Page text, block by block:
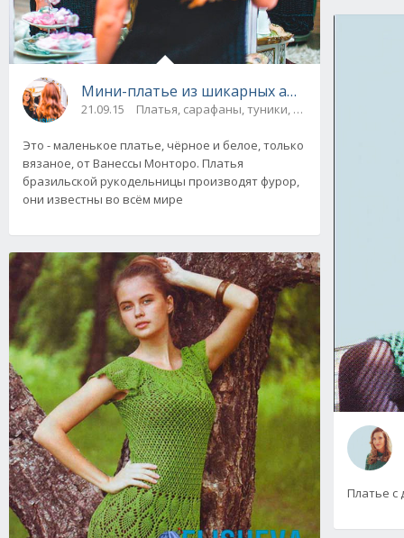
Мини-платье из шикарных ажурных
21.09.15 Платья, сарафаны, туники, юбки
Это - маленькое платье, чёрное и белое, только
вязаное, от Ванессы Монторо. Платья
бразильской рукодельницы производят фурор,
они известны во всём мире
Платье